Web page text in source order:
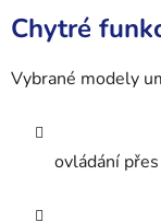
Chytré
Vybrané modely
ovládání